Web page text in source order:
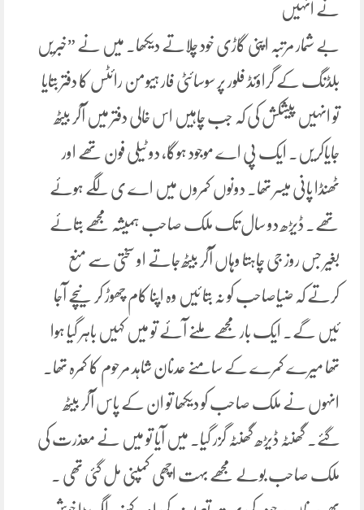
نے انہیں
بے شمار مرتبہ اپنی گاڑی خود چلاتے دیکھا۔ میں نے ”خبریں
بلڈنگ کے گراؤنڈ فلور پر سوسائٹی فار ہیومن رائٹس کا دفتر بتایا
تو انہیں پیشکش کی کہ جب چاہیں اس خالی دفتر میں آکر بیٹھ
جایاکریں۔ ایک پی اے موجود ہوگا، دو ٹیلی فون تھے اور
ٹھنڈا پانی میسر تھا۔ دونوں کمروں میں اے ی لگے ہوئے
تھے۔ ڈیڑھ دو سال تک ملک صاحب ہمیشہ مجھے بتائے
بغیر جس روز جی چاہتا وہاں آکر بیٹھ جاتے او سختی سے منع
کرتے کہ ضیاصاحب کو نہ بتا ئیں وہ اپنا کام چھوڑ کر نیچے آجا
ئیں گے۔ ایک بار مجھے ملنے آئے تو میں کہیں باہر گیا ہوا
تھا میرے کمرے کے سامنے عدنان شاہد مرحوم کا کمرہ تھا۔
انہوں نے ملک صاحب کو دیکھا تو ان کے پاس آکر بیٹھ
گئے۔ گھنٹہ ڈیڑھ گھنٹہ گزر گیا۔ میں آیا تو میں نے معذرت کی
ملک صاحب بولے مجھے بہت اچھی کمپنی مل گئی تھی ۔